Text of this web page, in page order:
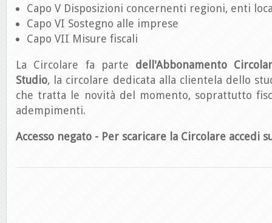
Capo V Disposizioni concernenti regioni, enti
Capo VI Sostegno alle imprese
Capo VII Misure fiscali
La Circolare fa parte dell'Abbonamento
Studio, la circolare dedicata alla clientela dello
che tratta le novità del momento, soprattutto
adempimenti.
Accesso negato - Per scaricare la Circolare accedi